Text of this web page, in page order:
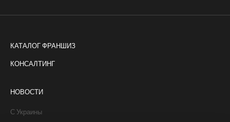
КАТАЛОГ ФРАНШИЗ
КОНСАЛТИНГ
НОВОСТИ
С Украины